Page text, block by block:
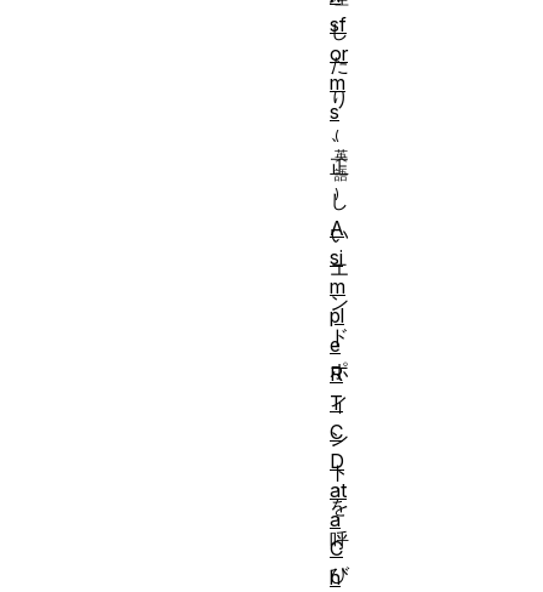
し
た
り
、
正
し
い
エ
ン
ド
ポ
イ
ン
ト
を
呼
び
sf
or
m
s
A
si
m
pl
e
R
T
C
D
at
a
C
h